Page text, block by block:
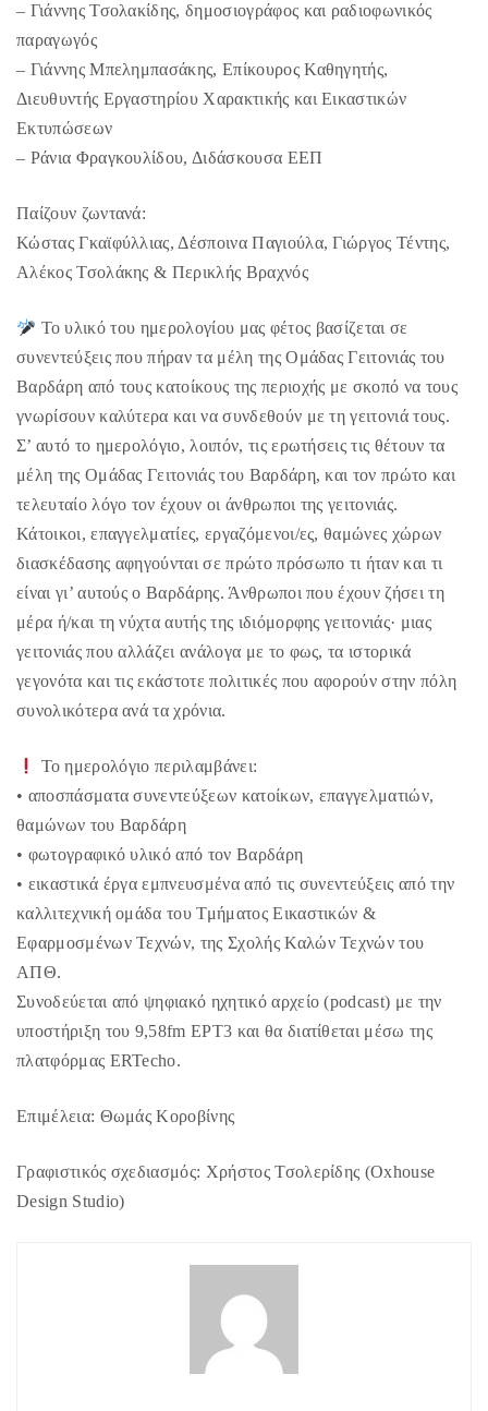
– Γιάννης Τσολακίδης, δημοσιογράφος και ραδιοφωνικός
παραγωγός
– Γιάννης Μπελημπασάκης, Επίκουρος Καθηγητής,
Διευθυντής Εργαστηρίου Χαρακτικής και Εικαστικών
Εκτυπώσεων
– Ράνια Φραγκουλίδου, Διδάσκουσα ΕΕΠ
Παίζουν ζωντανά:
Κώστας Γκαϊφύλλιας, Δέσποινα Παγιούλα, Γιώργος Τέντης,
Αλέκος Τσολάκης & Περικλής Βραχνός
Το υλικό του ημερολογίου μας φέτος βασίζεται σε
συνεντεύξεις που πήραν τα μέλη της Ομάδας Γειτονιάς του
Βαρδάρη από τους κατοίκους της περιοχής με σκοπό να τους
γνωρίσουν καλύτερα και να συνδεθούν με τη γειτονιά τους.
Σ’ αυτό το ημερολόγιο, λοιπόν, τις ερωτήσεις τις θέτουν τα
μέλη της Ομάδας Γειτονιάς του Βαρδάρη, και τον πρώτο και
τελευταίο λόγο τον έχουν οι άνθρωποι της γειτονιάς.
Κάτοικοι, επαγγελματίες, εργαζόμενοι/ες, θαμώνες χώρων
διασκέδασης αφηγούνται σε πρώτο πρόσωπο τι ήταν και τι
είναι γι’ αυτούς ο Βαρδάρης. Άνθρωποι που έχουν ζήσει τη
μέρα ή/και τη νύχτα αυτής της ιδιόμορφης γειτονιάς· μιας
γειτονιάς που αλλάζει ανάλογα με το φως, τα ιστορικά
γεγονότα και τις εκάστοτε πολιτικές που αφορούν στην πόλη
συνολικότερα ανά τα χρόνια.
Το ημερολόγιο περιλαμβάνει:
• αποσπάσματα συνεντεύξεων κατοίκων, επαγγελματιών,
θαμώνων του Βαρδάρη
• φωτογραφικό υλικό από τον Βαρδάρη
• εικαστικά έργα εμπνευσμένα από τις συνεντεύξεις από την
καλλιτεχνική ομάδα του Τμήματος Εικαστικών &
Εφαρμοσμένων Τεχνών, της Σχολής Καλών Τεχνών του
ΑΠΘ.
Συνοδεύεται από ψηφιακό ηχητικό αρχείο (podcast) με την
υποστήριξη του 9,58fm ΕΡΤ3 και θα διατίθεται μέσω της
πλατφόρμας ERTecho.
Επιμέλεια: Θωμάς Κοροβίνης
Γραφιστικός σχεδιασμός: Χρήστος Τσολερίδης (Oxhouse
Design Studio)